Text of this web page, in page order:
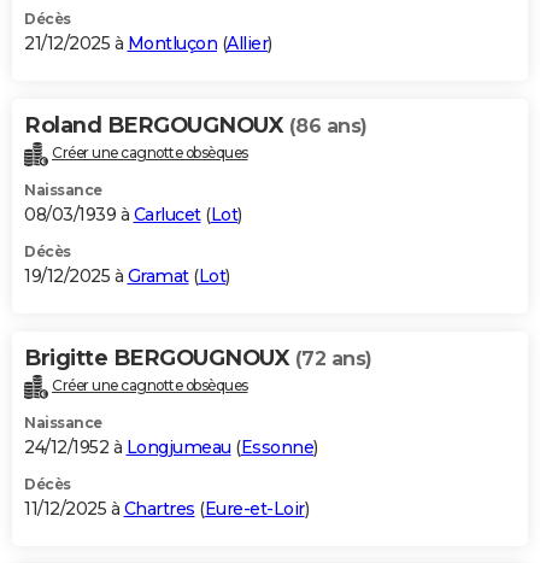
Décès
21/12/2025 à Montluçon (Allier)
Roland BERGOUGNOUX (86 ans)
Créer une cagnotte obsèques
Naissance
08/03/1939 à Carlucet(Lot)
Décès
19/12/2025 à Gramat(Lot)
Brigitte BERGOUGNOUX (72 ans)
Créer une cagnotte obsèques
Naissance
24/12/1952 à Longjumeau (Essonne)
Décès
11/12/2025 à Chartres (Eure-et-Loir)